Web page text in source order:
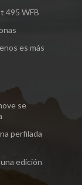
495 WFB
es más
se
perfilada
edición